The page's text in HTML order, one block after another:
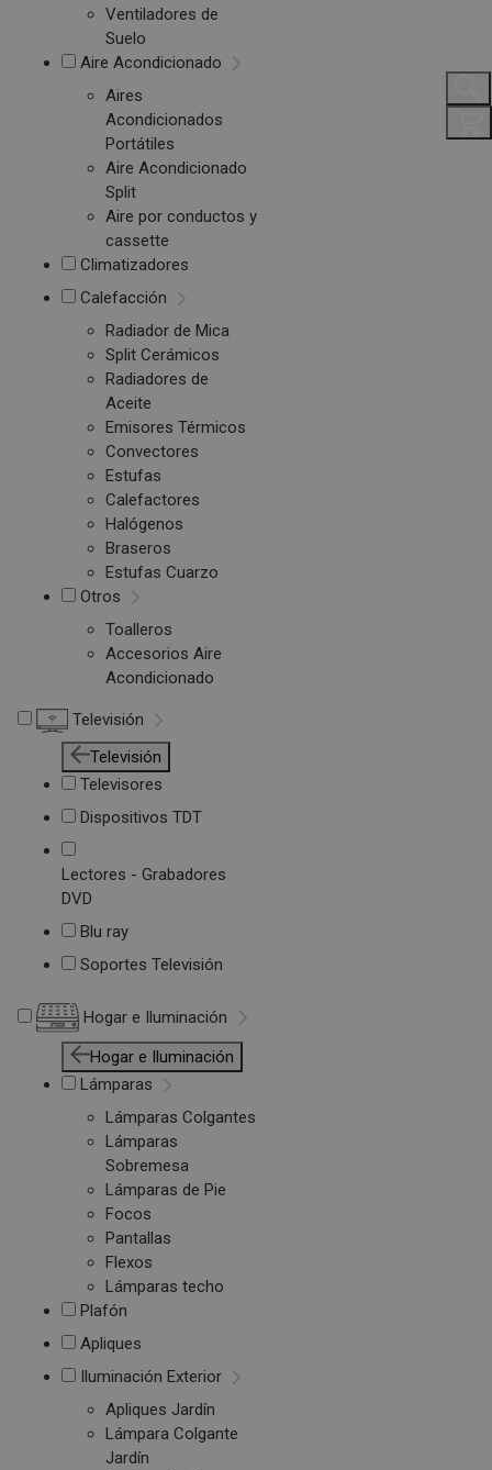
Ventiladores de
Suelo
Aire Acondicionado
Aires
Acondicionados
Portátiles
Aire Acondicionado
Split
Aire por conductos y
cassette
Climatizadores
Calefacción
Radiador de Mica
Split Cerámicos
Radiadores de
Aceite
Emisores Térmicos
Convectores
Estufas
Calefactores
Halógenos
Braseros
Estufas Cuarzo
Otros
Toalleros
Accesorios Aire
Acondicionado
Televisión
Televisión
Televisores
Dispositivos TDT
Lectores - Grabadores
DVD
Blu ray
Soportes Televisión
Hogar e Iluminación
Hogar e Iluminación
Lámparas
Lámparas Colgantes
Lámparas
Sobremesa
Lámparas de Pie
Focos
Pantallas
Flexos
Lámparas techo
Plafón
Apliques
Iluminación Exterior
Apliques Jardín
Lámpara Colgante
Jardín